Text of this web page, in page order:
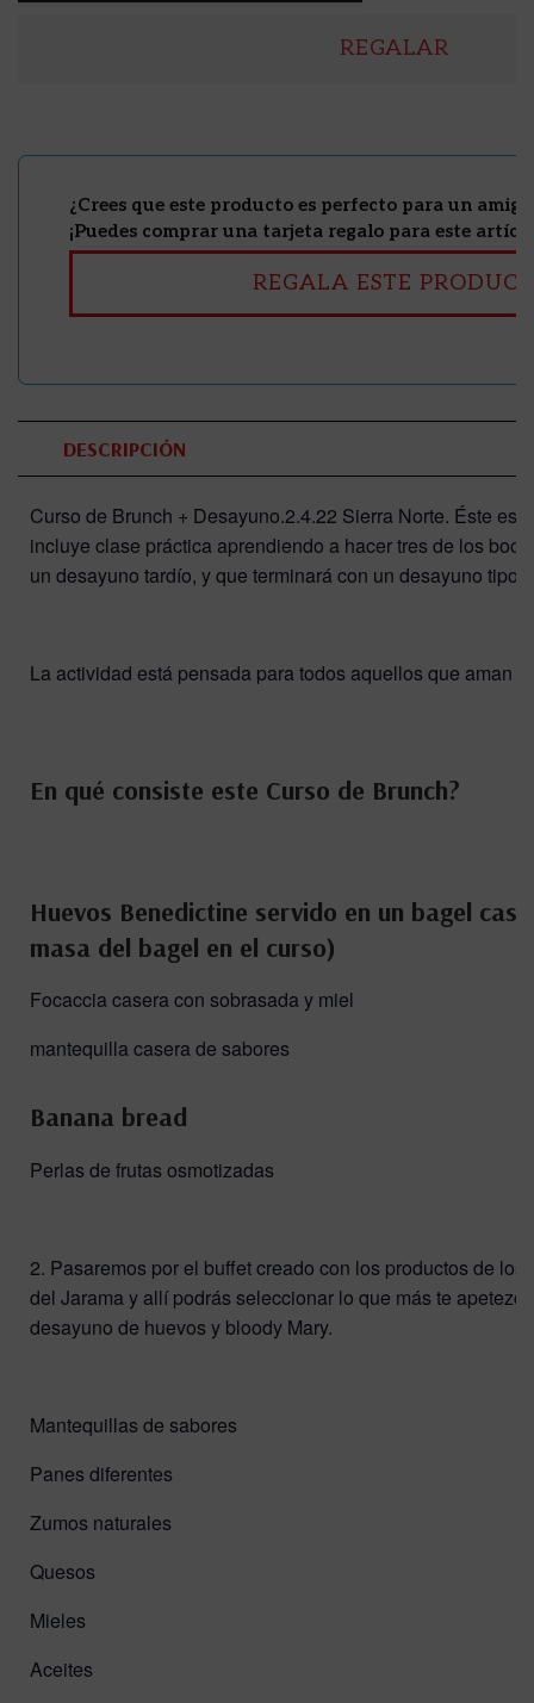
REGALAR
¿Crees que este producto es perfecto para un
¡Puedes comprar una tarjeta regalo para este
REGALA ESTE
DESCRIPCIÓN
Curso de Brunch + Desayuno.2.4.22 Sierra Norte. Éste es
incluye clase práctica aprendiendo a hacer tres de los
un desayuno tardío, y que terminará con un desayuno tipo
La actividad está pensada para todos aquellos que aman
En qué consiste este Curso de Brunch?
Huevos Benedictine servido en un bagel
masa del bagel en el curso)
Focaccia casera con sobrasada y miel
mantequilla casera de sabores
Banana bread
Perlas de frutas osmotizadas
2. Pasaremos por el buffet creado con los productos de los
del Jarama y allí podrás seleccionar lo que más te
desayuno de huevos y bloody Mary.
Mantequillas de sabores
Panes diferentes
Zumos naturales
Quesos
Mieles
Aceites